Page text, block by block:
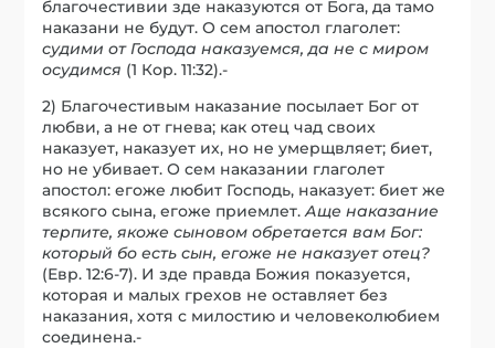
благочестивии зде наказуются от Бога, да тамо
наказани не будут. О сем апостол глаголет:
судими от Господа наказуемся, да не с миром
осудимся (1 Кор. 11:32).-
2) Благочестивым наказание посылает Бог от
любви, а не от гнева; как отец чад своих
наказует, наказует их, но не умерщвляет; биет,
но не убивает. О сем наказании глаголет
апостол: егоже любит Господь, наказует: биет же
всякого сына, егоже приемлет.Аще наказание
терпите, якоже сыновом обретается вам Бог:
который бо есть сын, егоже не наказует отец?
(Евр. 12:6-7). И зде правда Божия показуется,
которая и малых грехов не оставляет без
наказания, хотя с милостию и человеколюбием
соединена.-